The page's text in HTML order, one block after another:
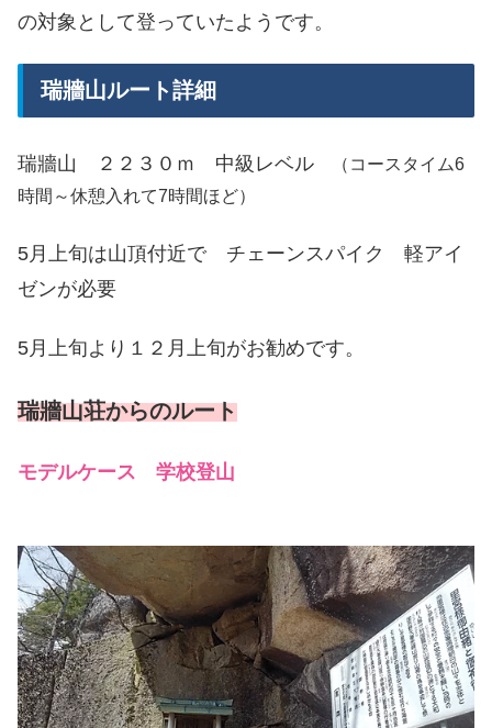
の対象として登って​いたようです。
瑞牆山ルート詳細
瑞牆山 ２２３０ｍ 中級レベル （コースタイム6
時間～休憩入れて7時間ほど）
5月上旬は山頂付近で チェーンスパイク 軽アイ
ゼンが必要
5月上旬より１２月上旬がお勧めです。
瑞牆山荘からのルート
モデルケース 学校登山